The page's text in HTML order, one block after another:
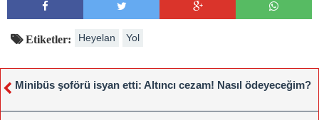
Etiketler: Heyelan Yol
Minibüs şoförü isyan etti: Altıncı cezam! Nasıl ödeyeceğim?